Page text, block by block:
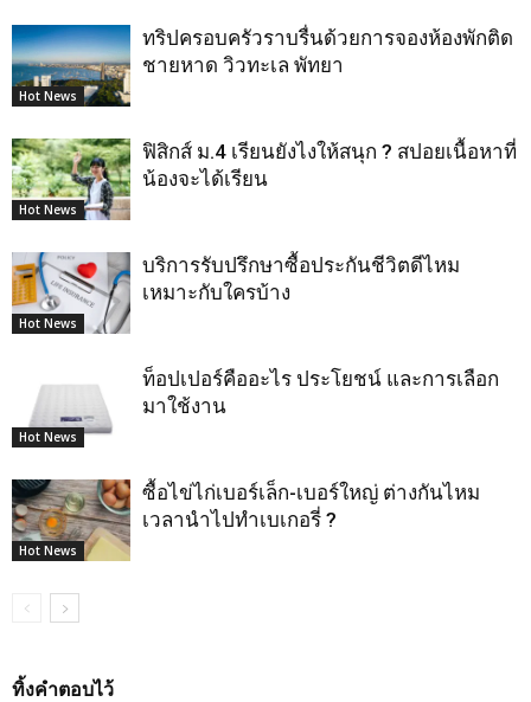
Hot News
ทริปครอบครัวราบรื่นด้วยการจองห้องพักติด
ชายหาด วิวทะเล พัทยา
Hot News
ฟิสิกส์ ม.4 เรียนยังไงให้สนุก ? สปอยเนื้อหาที่
น้องจะได้เรียน
Hot News
บริการรับปรึกษาซื้อประกันชีวิตดีไหม
เหมาะกับใครบ้าง
Hot News
ท็อปเปอร์คืออะไร ประโยชน์ และการเลือก
มาใช้งาน
Hot News
ซื้อไข่ไก่เบอร์เล็ก-เบอร์ใหญ่ ต่างกันไหม
เวลานำไปทำเบเกอรี่ ?
ทิ้งคำตอบไว้